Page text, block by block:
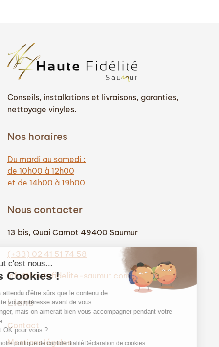
Conseils, installations et livraisons, garanties,
nettoyage vinyles.
Nos horaires
Du mardi au samedi :
de 10h00 à 12h00
et de 14h00 à 19h00
Nous contacter
13 bis, Quai Carnot 49400 Saumur
(+33) 02 41 51 74 58
info@hautefidelite-saumur.com
Liens
Contact
Mentions légales